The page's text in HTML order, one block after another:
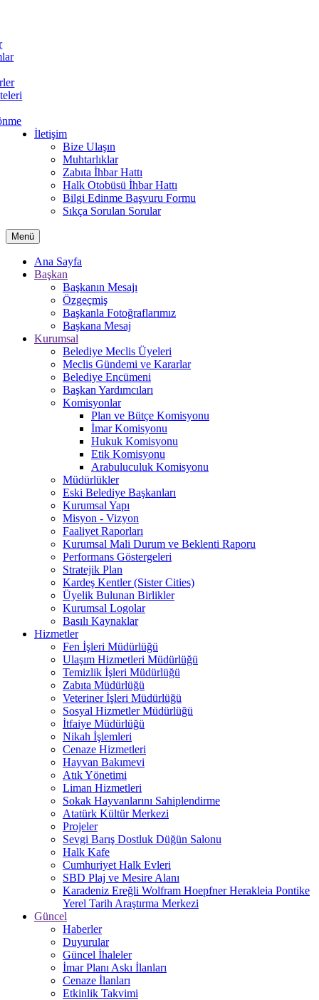
İletişim
Bize Ulaşın
Muhtarlıklar
Zabıta İhbar Hattı
Halk Otobüsü İhbar Hattı
Bilgi Edinme Başvuru Formu
Sıkça Sorulan Sorular
Menü
Ana Sayfa
Başkan
Başkanın Mesajı
Özgeçmiş
Başkanla Fotoğraflarımız
Başkana Mesaj
Kurumsal
Belediye Meclis Üyeleri
Meclis Gündemi ve Kararlar
Belediye Encümeni
Başkan Yardımcıları
Komisyonlar
Plan ve Bütçe Komisyonu
İmar Komisyonu
Hukuk Komisyonu
Etik Komisyonu
Arabuluculuk Komisyonu
Müdürlükler
Eski Belediye Başkanları
Kurumsal Yapı
Misyon - Vizyon
Faaliyet Raporları
Kurumsal Mali Durum ve Beklenti Raporu
Performans Göstergeleri
Stratejik Plan
Kardeş Kentler (Sister Cities)
Üyelik Bulunan Birlikler
Kurumsal Logolar
Basılı Kaynaklar
Hizmetler
Fen İşleri Müdürlüğü
Ulaşım Hizmetleri Müdürlüğü
Temizlik İşleri Müdürlüğü
Zabıta Müdürlüğü
Veteriner İşleri Müdürlüğü
Sosyal Hizmetler Müdürlüğü
İtfaiye Müdürlüğü
Nikah İşlemleri
Cenaze Hizmetleri
Hayvan Bakımevi
Atık Yönetimi
Liman Hizmetleri
Sokak Hayvanlarını Sahiplendirme
Atatürk Kültür Merkezi
Projeler
Sevgi Barış Dostluk Düğün Salonu
Halk Kafe
Cumhuriyet Halk Evleri
SBD Plaj ve Mesire Alanı
Karadeniz Ereğli Wolfram Hoepfner Herakleia Pontike
Yerel Tarih Araştırma Merkezi
Güncel
Haberler
Duyurular
Güncel İhaleler
İmar Planı Askı İlanları
Cenaze İlanları
Etkinlik Takvimi